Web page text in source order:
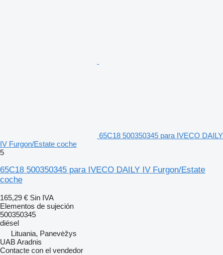
65C18 500350345 para IVECO DAILY
IV Furgon/Estate coche
5
65C18 500350345 para IVECO DAILY IV Furgon/Estate
coche
165,29 € Sin IVA
Elementos de sujeción
500350345
diésel
Lituania, Panevėžys
UAB Aradnis
Contacte con el vendedor